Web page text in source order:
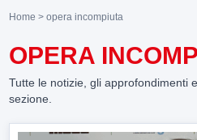
Home > opera incompiuta
OPERA
Tutte le notizie, gli approfondimenti
sezione.